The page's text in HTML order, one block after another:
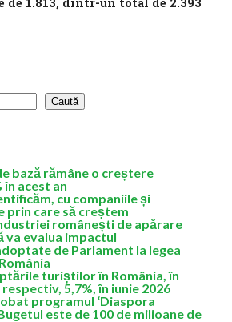
1.813, dintr-un total de 2.393
Caută
bază rămâne o creștere
în acest an
cu companiile și
prin care să creștem
românești de apărare
va evalua impactul
de Parlament la legea
turiștilor în România, în
5,7%, în iunie 2026
programul ‘Diaspora
este de 100 de milioane de